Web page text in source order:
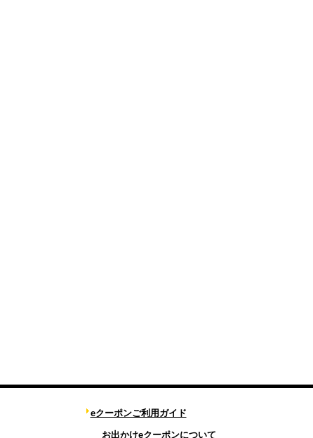
eクーポンご利用ガイド
お出かけeクーポンについて